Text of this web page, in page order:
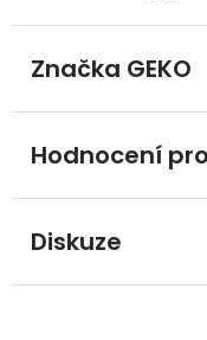
Značka GEKO
Hodnocení
Diskuze